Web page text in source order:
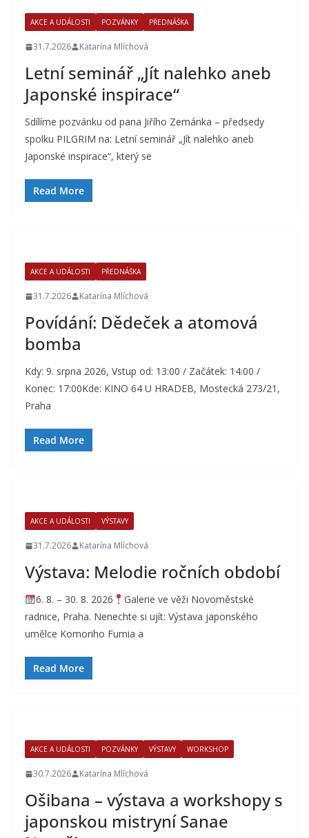
AKCE A UDÁLOSTI POZVÁNKY PŘEDNÁŠKA
31.7.2026 Katarína Mlíchová
Letní seminář „Jít nalehko aneb
Japonské inspirace“
Sdílíme pozvánku od pana Jiřího Zemánka – předsedy
spolku PILGRIM na: Letní seminář „Jít nalehko aneb
Japonské inspirace“, který se
Read More
AKCE A UDÁLOSTI PŘEDNÁŠKA
31.7.2026 Katarína Mlíchová
Povídání: Dědeček a atomová
bomba
Kdy: 9. srpna 2026, Vstup od: 13:00 / Začátek: 14:00 /
Konec: 17:00Kde: KINO 64 U HRADEB, Mostecká 273/21,
Praha
Read More
AKCE A UDÁLOSTI VÝSTAVY
31.7.2026 Katarína Mlíchová
Výstava: Melodie ročních období
6. 8. – 30. 8. 2026
Galerie ve věži Novoměstské
radnice, Praha. Nenechte si ujít: Výstava japonského
umělce Komoriho Fumia a
Read More
AKCE A UDÁLOSTI POZVÁNKY VÝSTAVY WORKSHOP
30.7.2026 Katarína Mlíchová
Ošibana – výstava a workshopy s
japonskou mistryní Sanae